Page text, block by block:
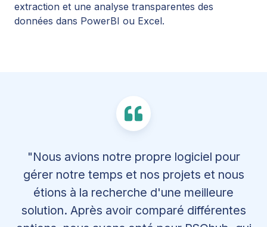
extraction et une analyse transparentes des
données dans PowerBI ou Excel.
"Nous avions notre propre logiciel pour
gérer notre temps et nos projets et nous
étions à la recherche d'une meilleure
solution. Après avoir comparé différentes